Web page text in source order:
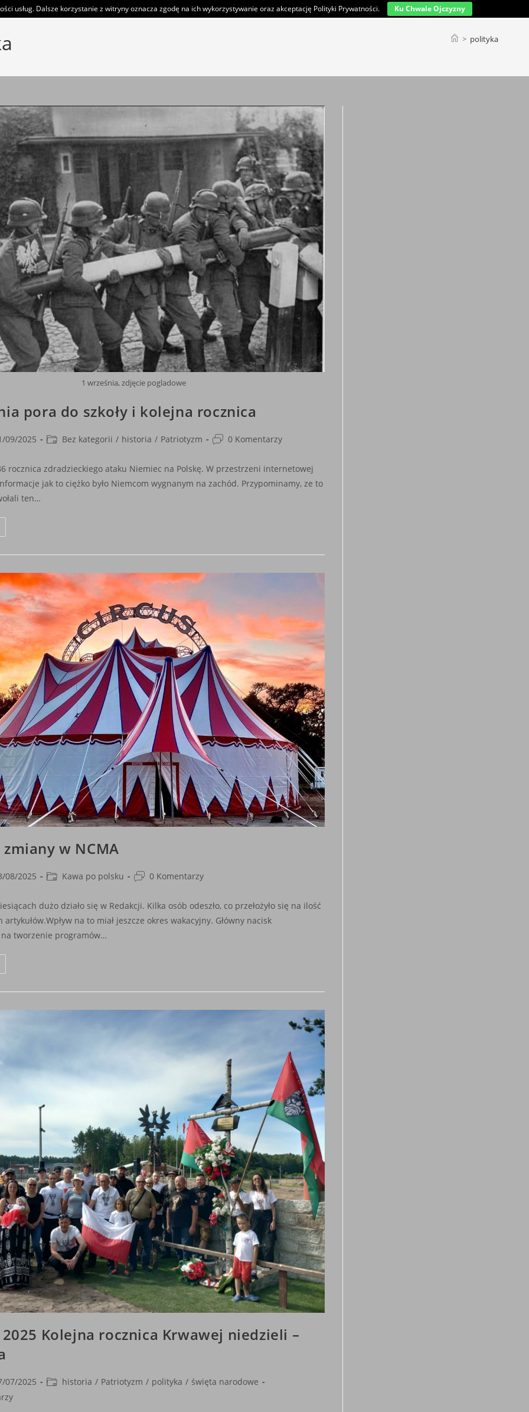
> polityka
1 września, zdjęcie pogladowe
pora do szkoły i kolejna rocznica
09/2025
PostBez kategorii / historia / Patriotyzm
Post0 Komentarzy
rocznica zdradzieckiego ataku Niemiec na Polskę. W przestrzeni internetowej
jak to ciężko było Niemcom wygnanym na zachód. Przypominamy, ze to
ten…
w NCMA
08/2025
PostKawa po polsku
Post0 Komentarzy
dużo działo się w Redakcji. Kilka osób odeszło, co przełożyło się na ilość
na to miał jeszcze okres wakacyjny. Główny nacisk
tworzenie programów…
Kolejna rocznica Krwawej niedzieli –
07/2025
Posthistoria / Patriotyzm / polityka / święta narodowe
usług. Dalsze korzystanie z witryny oznacza zgodę na ich wykorzystywanie oraz akceptację Polityki Prywatności. Ku Chwale Ojczyzny